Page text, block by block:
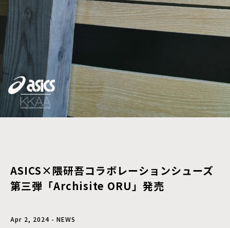
ASICS×隈研吾コラボレーションシューズ
第三弾「Archisite ORU」発売
Apr 2, 2024 - NEWS